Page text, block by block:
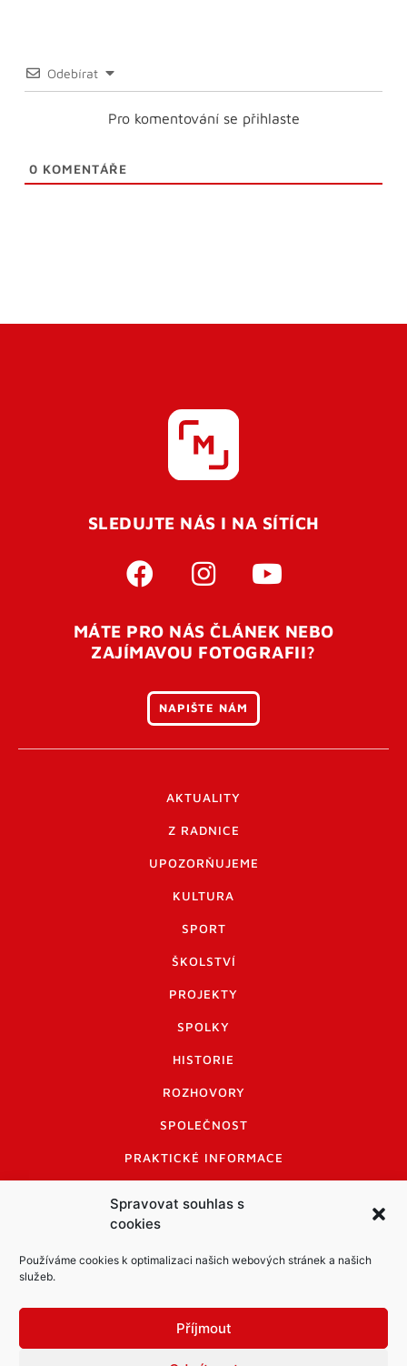
Spravovat souhlas s
cookies
Používáme cookies k optimalizaci našich webových stránek a našich
služeb.
Příjmout
Odebírat
Pro komentování se přihlaste
0 KOMENTÁŘE
SLEDUJTE NÁS I NA SÍTÍCH
MÁTE PRO NÁS ČLÁNEK NEBO
ZAJÍMAVOU FOTOGRAFII?
NAPIŠTE NÁM
AKTUALITY
Z RADNICE
UPOZORŇUJEME
KULTURA
SPORT
ŠKOLSTVÍ
PROJEKTY
SPOLKY
HISTORIE
ROZHOVORY
SPOLEČNOST
PRAKTICKÉ INFORMACE
INFORMACE A KODEX DISKUTUJÍCÍCH
LOGO A LOGO MANUÁL